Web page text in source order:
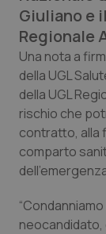
Abruzzo
Calabria
Emilia-
Friuli
QS Pro
Artrite &
Asma &
Car-T
QS Club
Giuliano e
Regionale
Una nota a
della UGL
della UGL
rischio che
contratto, alla
comparto
neocandidato,